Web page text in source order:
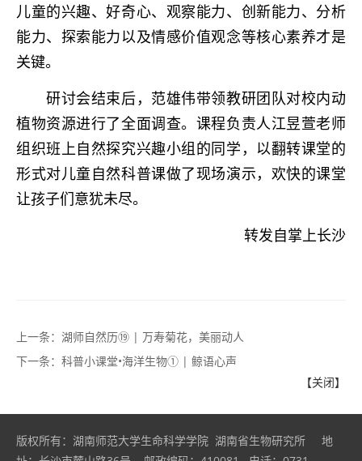
儿童的兴趣、好奇心、观察能力、创新能力、分析
能力、探索能力以及情感价值观念等核心素养才是
关键。
研讨会结束后，范雄伟带领教研团队对校内动
植物资源进行了全面调查。课程负责人江昱萱老师
组织班上自然探究兴趣小组的同学，以翻转课堂的
形式对儿童自然科普课做了现场演示，欢快的课堂
让孩子们意犹未尽。
转发自掌上长沙
上一条： 湖师自然历⑲ | 万寿菊花，美丽动人
下一条： 科普小课堂•海洋生物① | 鲸语心声
【关闭】
版权所有：湖南师范大学生命科学学院 湖南省生物研究所 地